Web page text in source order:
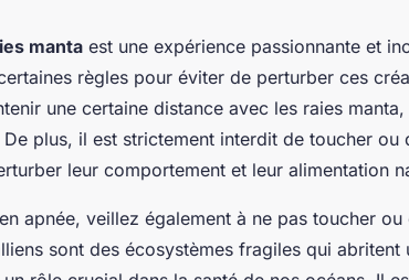
manta est une expérience passionnante et
règles pour éviter de perturber ces
une certaine distance avec les raies
plus, il est strictement interdit de toucher ou
leur comportement et leur alimentation
apnée, veillez également à ne pas toucher ou
sont des écosystèmes fragiles qui abritent